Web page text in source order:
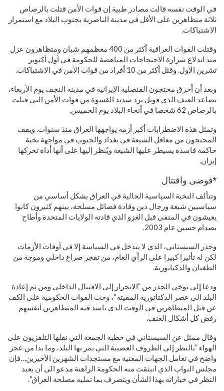
في الوقت نفسه قالت مصادر طبية إن قوات الأمن قتلت بالرصاص
ثلاثة متظاهرين على الأقل في مدينة الناصرية بجنوب البلاد مع استمرار
الاشتباكات.
وقتلت القوات العراقية أكثر من 400 معظمهم شبان ومتظاهرون عزل
منذ اندلاع شرارة الاحتجاجات المناهضة للحكومة في أول أكتوبر
تشرين الأول. وقتل أكثر من 10 أفراد من قوات الأمن في الاشتباكات.
وبعد أن أحرق محتجون القنصلية الإيرانية في مدينة النجف يوم الأربعاء،
تصاعد العنف الذي قوبل برد شديد القسوة من قوات الأمن التي قتلت
بالرصاص 62 شخصا في أنحاء البلاد يوم الخميس.
وتمثل هذه الاضطرابات أكبر أزمة يواجهها العراق منذ سنوات. ويقف
المحتجون من معاقل الشيعة في بغداد والجنوب في مواجهة نخبة
حاكمة فاسدة يسيطر عليها الشيعة ويُنظر إليها على أنها أداة تحركها
إيران.
*فوضى واقتتال
وتتألف النخبة السياسية الحالية في العراق بشكل أساسي من
سياسيين شيعة ورجال دين وقادة فصائل مسلحة، بينهم كثيرون كانوا
يعيشون في المنفى قبل الغزو الذي قادته الولايات المتحدة وأطاح
بصدام حسين عام 2003.
وحذر السيستاني، الذي لا يتدخل في السياسة إلا في أوقات الأزمات
لكن له تأثيرا كبيرا على الرأي العام، من تفجر صراع داخلي وموجة من
الطغيان والدكتاتورية.
ودعا إلى توخي الحذر من ”الانجرار إلى الاقتتال الداخلي ومن ثم إعادة
البلد الى عصر الدكتاتورية المقيتة“، وحث القوات الحكومية على الكف
عن قتل المتظاهرين في الوقت الذي ناشد فيه المتظاهرين أنفسهم
رفض كل أشكال العنف.
وقال ممثل عن السيستاني في خطبة الجمعة التي نقلها التلفزيون على
الهواء ”بالنظر إلى الظروف العصيبة التي يمر بها البلد، وما بدا من عجز
واضح في تعامل الجهات المعنية مع مستجدات الشهرين الأخيرين…فإن
مجلس النواب الذي انبثقت منه الحكومة الراهنة مدعو الى أن يعيد
النظر في خياراته بهذا الشأن ويتصرف بما تمليه مصلحة العراق“.